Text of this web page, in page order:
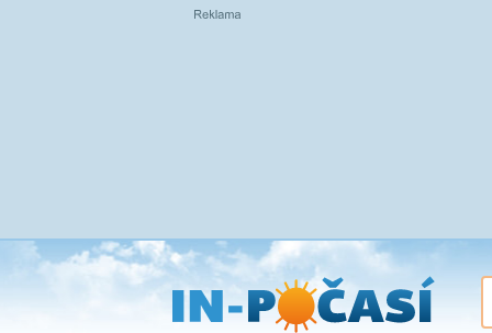
Přejít
na
hlavní
obsah